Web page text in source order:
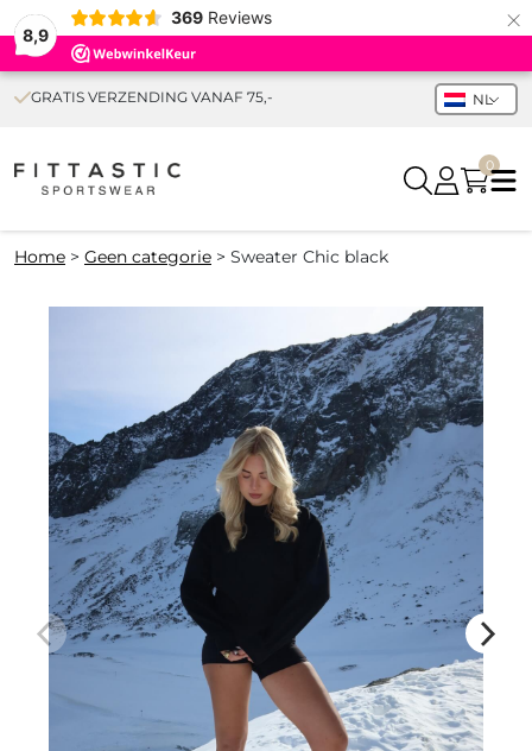
8,9
369 Reviews ×
GRATIS VERZENDING VANAF 75,- NL
0
Home > Geen categorie > Sweater Chic black